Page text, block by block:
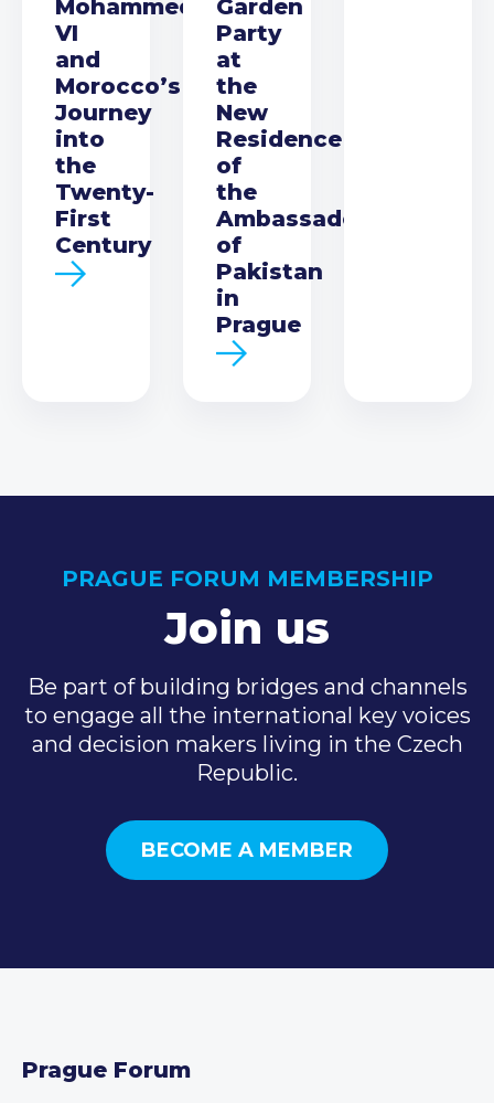
Mohammed
VI
and
Morocco’s
Journey
into
the
Twenty-
First
Century
Garden
Party
at
the
New
Residence
of
the
Ambassador
of
Pakistan
in
Prague
PRAGUE FORUM MEMBERSHIP
Join us
Be part of building bridges and channels
to engage all the international key voices
and decision makers living in the Czech
Republic.
BECOME A MEMBER
Prague Forum